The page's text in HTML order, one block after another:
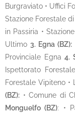
Burgraviato • Uffici
Stazione Forestale
in Passiria •
Ultimo 3. Egna (BZ):
Provinciale Egna 4.
Ispettorato
Forestale Vipiteno •
(BZ): • Comune di
Monguelfo (BZ): •